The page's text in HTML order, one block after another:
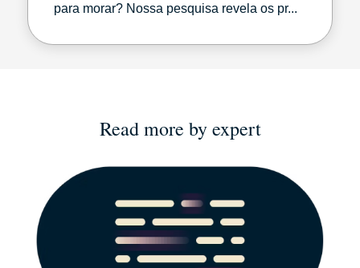
para morar? Nossa pesquisa revela os pr...
Read more by expert